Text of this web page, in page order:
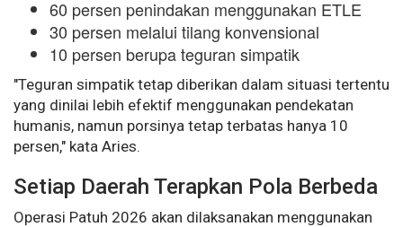
60 persen penindakan menggunakan ETLE
30 persen melalui tilang konvensional
10 persen berupa teguran simpatik
"Teguran simpatik tetap diberikan dalam situasi tertentu
yang dinilai lebih efektif menggunakan pendekatan
humanis, namun porsinya tetap terbatas hanya 10
persen," kata Aries.
Setiap Daerah Terapkan Pola Berbeda
Operasi Patuh 2026 akan dilaksanakan menggunakan